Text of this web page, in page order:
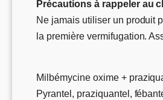
Précautions à rappeler au
Ne jamais utiliser un produit
la première vermifugation.
Milbémycine oxime +
Pyrantel, praziquantel,